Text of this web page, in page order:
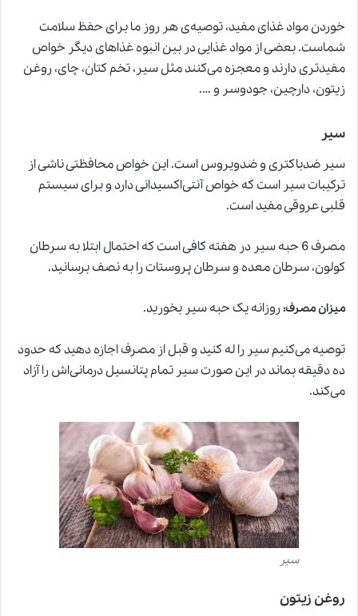
خوردن مواد غذای مفید، توصیه‌ی هر روز ما برای حفظ سلامت
شماست. بعضی از مواد غذایی در بین انبوه غذاهای دیگر خواص
مفیدتری دارند و معجزه می‌کنند مثل سیر، تخم کتان، چای، روغن
زیتون، دارچین، جودوسر و ….
سیر
سیر ضدباکتری و ضدویروس است. این خواص محافظتی ناشی از
ترکیبات سیر است که خواص آنتی‌اکسیدانی دارد و برای سیستم
قلبی عروقی مفید است.
مصرف 6 حبه سیر در هفته کافی است که احتمال ابتلا به سرطان
کولون، سرطان معده و سرطان پروستات را به نصف برسانید.
میزان مصرف:روزانه یک حبه سیر بخورید.
توصیه می‌کنیم سیر را له کنید و قبل از مصرف اجازه دهید که حدود
ده دقیقه بماند در این صورت سیر تمام پتانسیل درمانی‌اش را آزاد
می‌کند.
سیر
روغن زیتون